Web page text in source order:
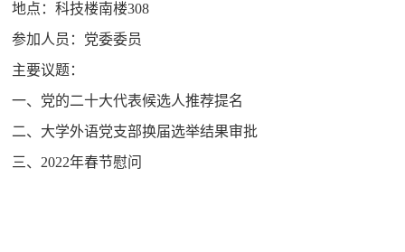
地点：科技楼南楼308
参加人员：党委委员
主要议题：
一、党的二十大代表候选人推荐提名
二、大学外语党支部换届选举结果审批
三、 2022年春节慰问